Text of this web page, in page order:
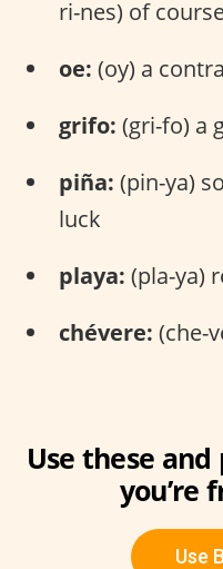
ri-nes) of
oe: (oy) a
grifo: (gri-fo) a
piña: (pin-ya)
luck
playa: (pla-ya)
chévere: (che-
Use these
you’re
Use